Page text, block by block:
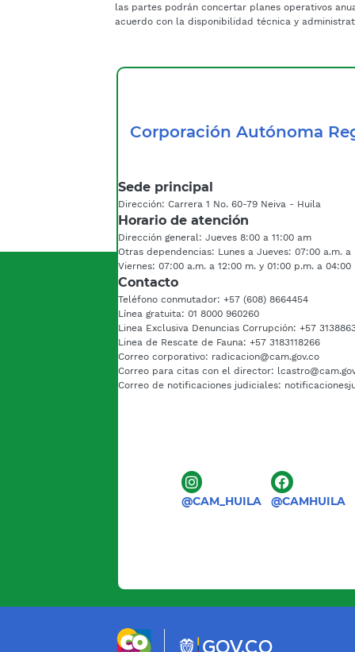
las partes podrán concertar planes operativos
acuerdo con la disponibilidad técnica y
Corporación Autónoma
Sede principal
Dirección: Carrera 1 No. 60-79 Neiva - Huila
Horario de atención
Dirección general: Jueves 8:00 a 11:00 am
Otras dependencias: Lunes a Jueves: 07:00 a.m.
Viernes: 07:00 a.m. a 12:00 m. y 01:00 p.m. a 04:00
Contacto
Teléfono conmutador: +57 (608) 8664454
Línea gratuita: 01 8000 960260
Linea Exclusiva Denuncias Corrupción: +57
Linea de Rescate de Fauna: +57 3183118266
Correo corporativo: radicacion@cam.gov.co
Correo para citas con el director:
Correo de notificaciones judiciales:
@CAM_HUILA @CAMHUILA